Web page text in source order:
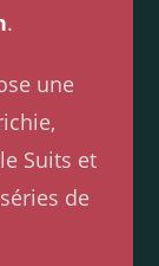
.
une
Suits et
de